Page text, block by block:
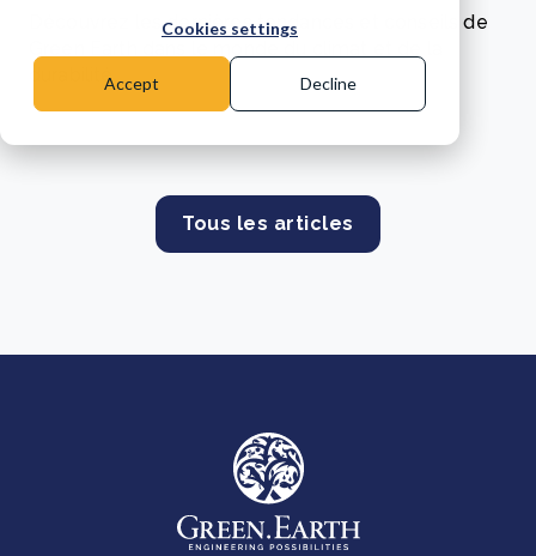
Cookies settings
Accept Decline
Découvrez les dernières tendances et conseils de
durabilité.
Tous les articles